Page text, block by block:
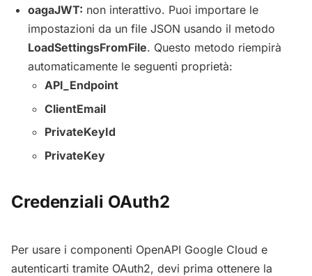
oagaJWT: non interattivo. Puoi importare le
impostazioni da un file JSON usando il metodo
LoadSettingsFromFile. Questo metodo riempirà
automaticamente le seguenti proprietà:
API_Endpoint
ClientEmail
PrivateKeyId
PrivateKey
Credenziali OAuth2
Per usare i componenti OpenAPI Google Cloud e
autenticarti tramite OAuth2, devi prima ottenere la